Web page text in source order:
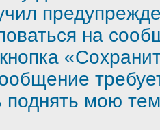
на
поднять мою